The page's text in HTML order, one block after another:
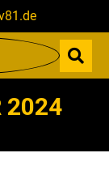
2024